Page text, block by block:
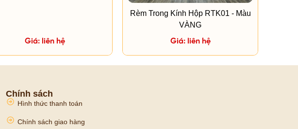
Giá: liên hệ
Rèm Trong Kính Hộp RTK01 - Màu
VÀNG
Giá: liên hệ
Chính sách
Hình thức thanh toán
Chính sách giao hàng